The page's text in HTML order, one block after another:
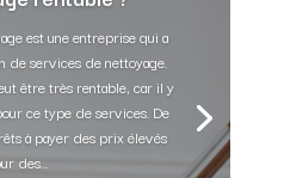
est une entreprise qui a
de services de nettoyage.
être très rentable, car il y
ce type de services. De
à payer des prix élevés
des...